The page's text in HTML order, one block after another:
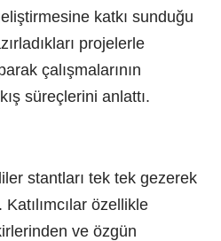
katkı sunduğu
projelerle
çalışmalarının
süreçlerini anlattı.
stantları tek tek gezerek
özellikle
ve özgün